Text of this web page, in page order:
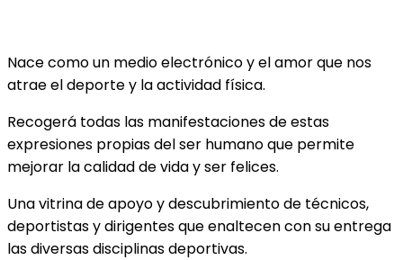
Nace como un medio electrónico y el amor que nos
atrae el deporte y la actividad física.
Recogerá todas las manifestaciones de estas
expresiones propias del ser humano que permite
mejorar la calidad de vida y ser felices.
Una vitrina de apoyo y descubrimiento de técnicos,
deportistas y dirigentes que enaltecen con su entrega
las diversas disciplinas deportivas.